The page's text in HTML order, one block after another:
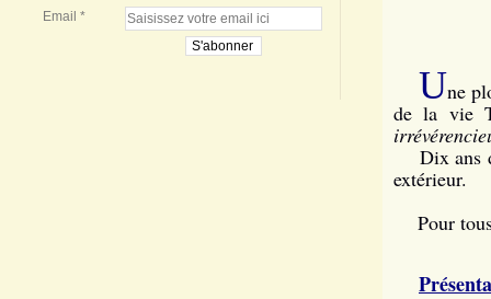
Email
Une
de la vie
Dix ans
extérieur.
Pour